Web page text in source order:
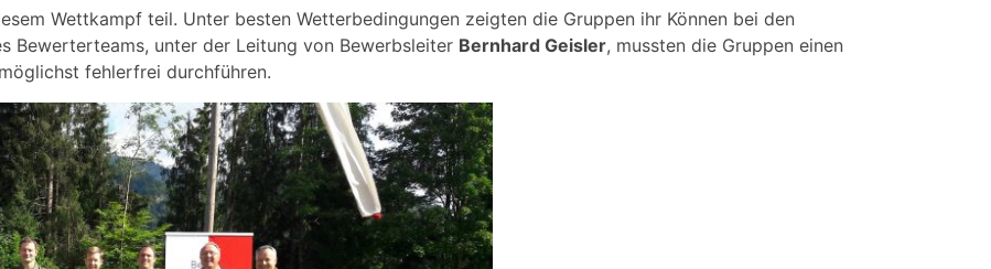
Wettkampf teil. Unter besten Wetterbedingungen zeigten die Gruppen ihr Können bei den
Bewerterteams, unter der Leitung von Bewerbsleiter Bernhard Geisler, mussten die Gruppen einen
fehlerfrei durchführen.